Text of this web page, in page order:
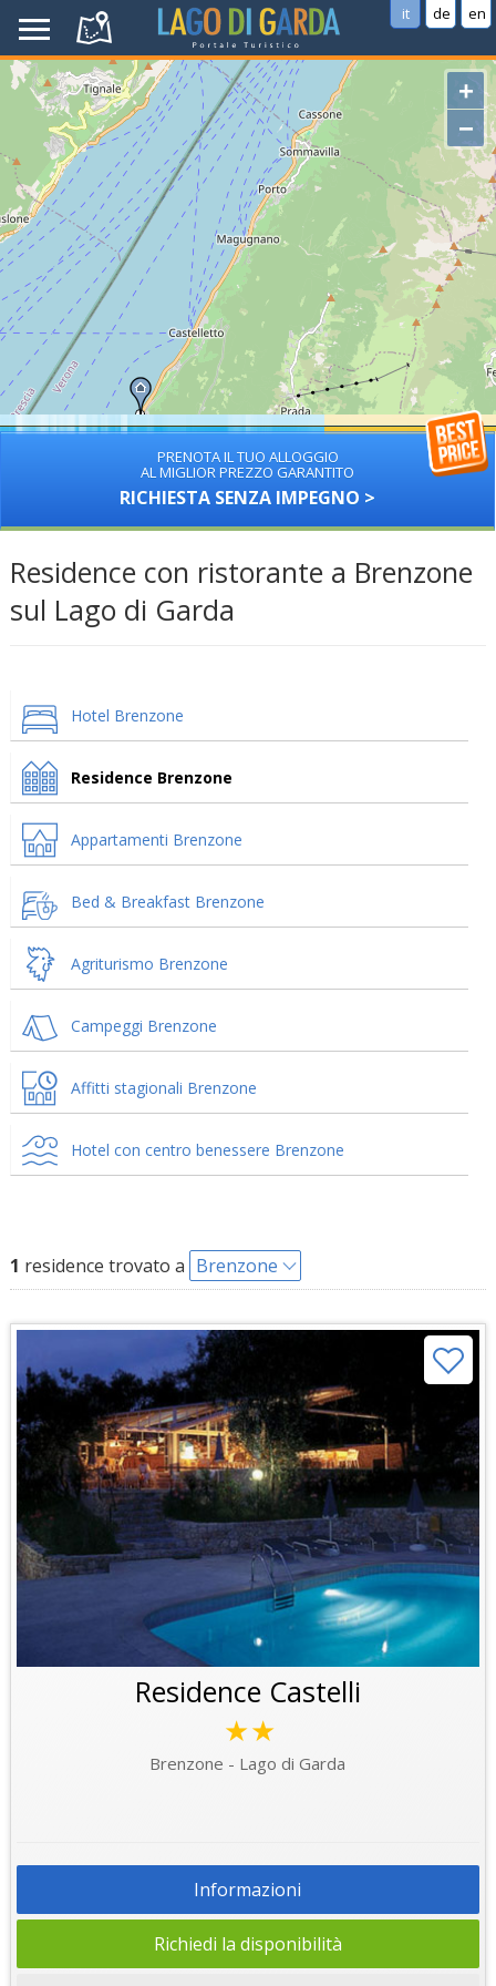
it de en
+
−
PRENOTA IL TUO ALLOGGIO
AL MIGLIOR PREZZO GARANTITO
RICHIESTA SENZA IMPEGNO >
Residence con ristorante a Brenzone
sul Lago di Garda
Hotel Brenzone
Residence Brenzone
Appartamenti Brenzone
Bed & Breakfast Brenzone
Agriturismo Brenzone
Campeggi Brenzone
Affitti stagionali Brenzone
Hotel con centro benessere Brenzone
1 residence trovato a Brenzone
Residence Castelli
★★
Brenzone - Lago di Garda
Informazioni
Richiedi la disponibilità